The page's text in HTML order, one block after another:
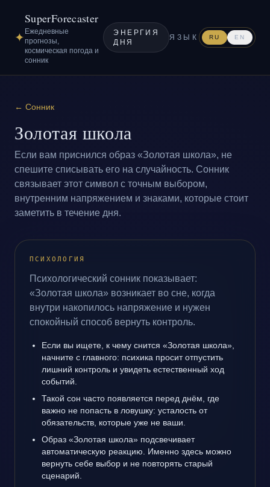
✦
SuperForecaster
Ежедневные
прогнозы,
космическая погода и
сонник
ЭНЕРГИЯ
ДНЯ
ЯЗЫК RU EN
← Сонник
Золотая школа
Если вам приснился образ «Золотая школа», не
спешите списывать его на случайность. Сонник
связывает этот символ с точным выбором,
внутренним напряжением и знаками, которые стоит
заметить в течение дня.
ПСИХОЛОГИЯ
Психологический сонник показывает:
«Золотая школа» возникает во сне, когда
внутри накопилось напряжение и нужен
спокойный способ вернуть контроль.
Если вы ищете, к чему снится «Золотая школа»,
начните с главного: психика просит отпустить
лишний контроль и увидеть естественный ход
событий.
Такой сон часто появляется перед днём, где
важно не попасть в ловушку: усталость от
обязательств, которые уже не ваши.
Образ «Золотая школа» подсвечивает
автоматическую реакцию. Именно здесь можно
вернуть себе выбор и не повторять старый
сценарий.